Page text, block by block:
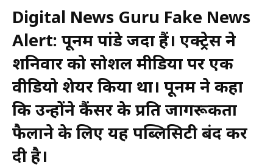
Digital News Guru Fake News
Alert: पूनम पांडे जिंदा हैं। एक्ट्रेस ने
शनिवार को सोशल मीडिया पर एक
वीडियो शेयर किया था। पूनम ने कहा
कि उन्होंने कैंसर के प्रति जागरूकता
फैलाने के लिए यह पब्लिसिटी बंद कर
दी है।